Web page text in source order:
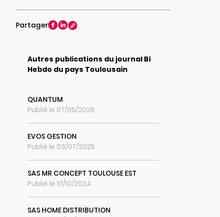
Partager
Autres publications du journal Bi
Hebdo du pays Toulousain
QUANTUM
Publié le 07/05/2026
EVOS GESTION
Publié le 03/07/2025
SAS MR CONCEPT TOULOUSE EST
Publié le 10/10/2024
SAS HOME DISTRIBUTION